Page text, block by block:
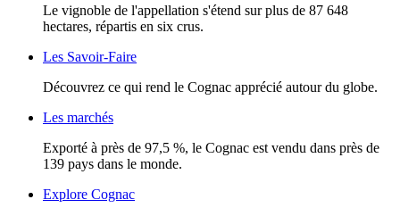
Le vignoble de l'appellation s'étend sur plus de 87 648
hectares, répartis en six crus.
Les Savoir-Faire
Découvrez ce qui rend le Cognac apprécié autour du globe.
Les marchés
Exporté à près de 97,5 %, le Cognac est vendu dans près de
139 pays dans le monde.
Explore Cognac